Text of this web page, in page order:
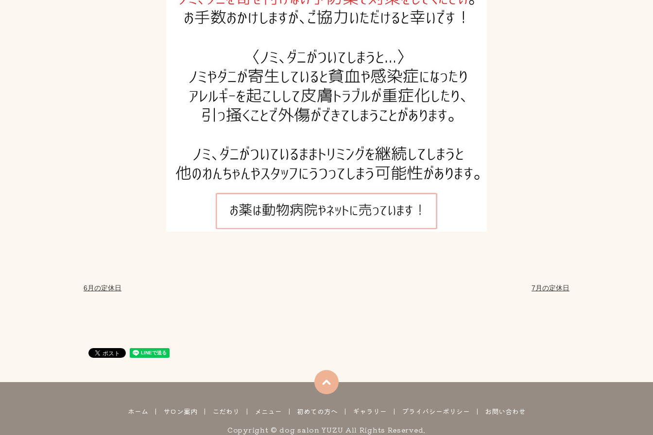
6月の定休日 7月の定休日
ホーム サロン案内 こだわり メニュー 初めての方へ ギャラリー プライバシーポリシー
お問い合わせ
Copyright © dog salon YUZU All Rights Reserved.